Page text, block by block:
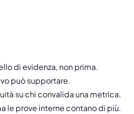
di evidenza, non prima.
può supportare.
su chi convalida una metrica.
le prove interne contano di più.